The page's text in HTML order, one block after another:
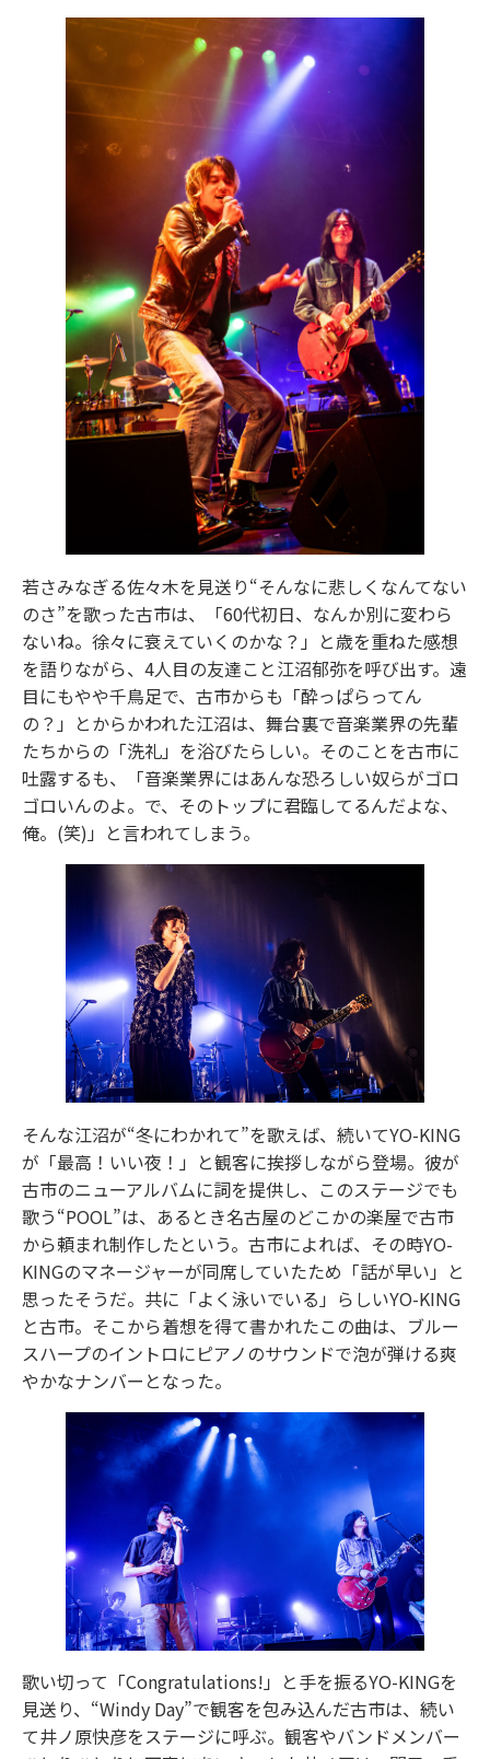
若さみなぎる佐々木を見送り“そんなに悲しくなんてない
のさ”を歌った古市は、「60代初日、なんか別に変わら
ないね。徐々に衰えていくのかな？」と歳を重ねた感想
を語りながら、4人目の友達こと江沼郁弥を呼び出す。遠
目にもやや千鳥足で、古市からも「酔っぱらってん
の？」とからかわれた江沼は、舞台裏で音楽業界の先輩
たちからの「洗礼」を浴びたらしい。そのことを古市に
吐露するも、「音楽業界にはあんな恐ろしい奴らがゴロ
ゴロいんのよ。で、そのトップに君臨してるんだよな、
俺。(笑)」と言われてしまう。
そんな江沼が“冬にわかれて”を歌えば、続いてYO-KING
が「最高！いい夜！」と観客に挨拶しながら登場。彼が
古市のニューアルバムに詞を提供し、このステージでも
歌う“POOL”は、あるとき名古屋のどこかの楽屋で古市
から頼まれ制作したという。古市によれば、その時YO-
KINGのマネージャーが同席していたため「話が早い」と
思ったそうだ。共に「よく泳いでいる」らしいYO-KING
と古市。そこから着想を得て書かれたこの曲は、ブルー
スハープのイントロにピアノのサウンドで泡が弾ける爽
やかなナンバーとなった。
歌い切って「Congratulations!」と手を振るYO-KINGを
見送り、“Windy Day”で観客を包み込んだ古市は、続い
て井ノ原快彦をステージに呼ぶ。観客やバンドメンバー